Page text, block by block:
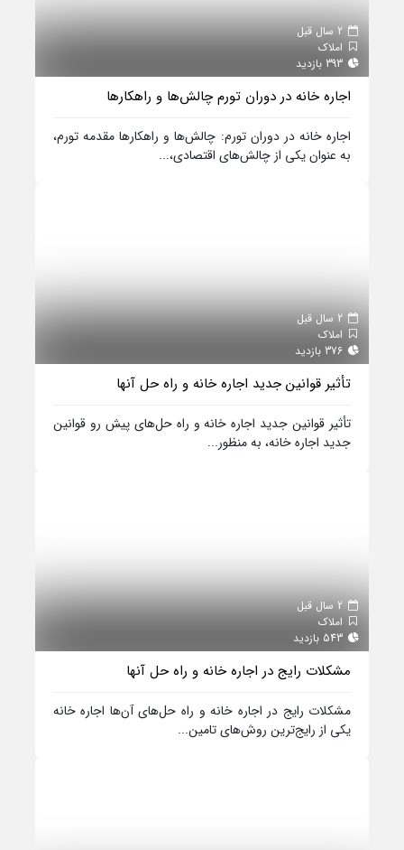
املاک
اجاره خانه در دوران تورم چالش‌ها و راهکارها
اجاره خانه در دوران تورم: چالش‌ها و راهکارها مقدمه تورم،
به عنوان یکی از چالش‌های اقتصادی،...
املاک
تأثیر قوانین جدید اجاره خانه و راه حل‌ آنها
تأثیر قوانین جدید اجاره خانه و راه حل‌های پیش رو قوانین
جدید اجاره خانه، به منظور...
املاک
مشکلات رایج در اجاره خانه و راه حل آنها
مشکلات رایج در اجاره خانه و راه حل‌های آن‌ها اجاره خانه
یکی از رایج‌ترین روش‌های تامین...